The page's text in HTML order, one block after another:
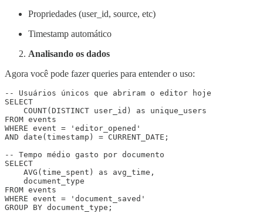
Propriedades (user_id, source, etc)
Timestamp automático
Analisando os dados
Agora você pode fazer queries para entender o uso:
-- Usuários únicos que abriram o editor hoje
SELECT
    COUNT(DISTINCT user_id) as unique_users
FROM events
WHERE event = 'editor_opened'
AND date(timestamp) = CURRENT_DATE;
-- Tempo médio gasto por documento
SELECT
    AVG(time_spent) as avg_time,
    document_type
FROM events
WHERE event = 'document_saved'
GROUP BY document_type;